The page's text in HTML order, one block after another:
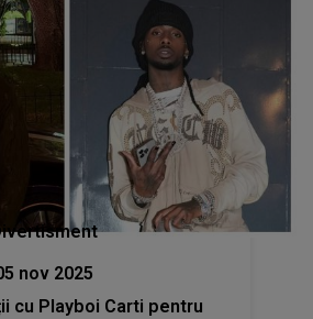
nov 2025
cu Playboi Carti pentru